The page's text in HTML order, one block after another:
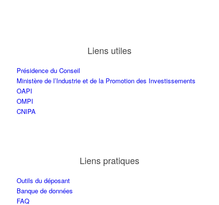
Liens utiles
Présidence du Conseil
Ministère de l’Industrie et de la Promotion des Investissements
OAPI
OMPI
CNIPA
Liens pratiques
Outils du déposant
Banque de données
FAQ